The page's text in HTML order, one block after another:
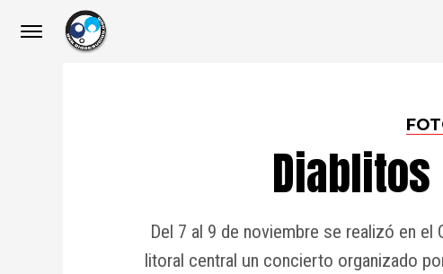
Diablitos
Del 7 al 9 de noviembre se realizó en
litoral central un concierto organizado